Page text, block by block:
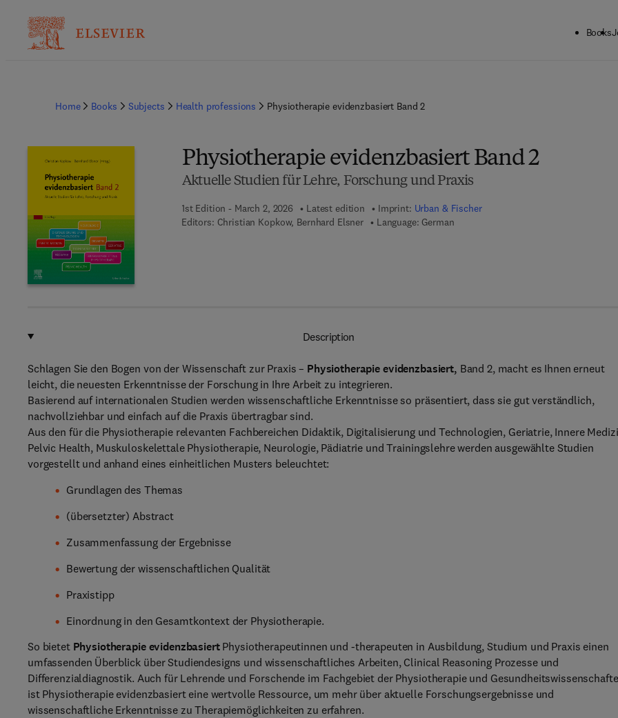
Books
Home Books Subjects Health professions Physiotherapie evidenzbasiert Band 2
Physiotherapie evidenzbasiert Band 2
Aktuelle Studien für Lehre, Forschung und Praxis
1st Edition - March 2, 2026 Latest edition Imprint: Urban & Fischer
Editors: Christian Kopkow, Bernhard Elsner Language: German
Description
Schlagen Sie den Bogen von der Wissenschaft zur Praxis – Physiotherapie evidenzbasiert, Band 2, macht es Ihnen erneut
leicht, die neuesten Erkenntnisse der Forschung in Ihre Arbeit zu integrieren.
Basierend auf internationalen Studien werden wissenschaftliche Erkenntnisse so präsentiert, dass sie gut verständlich,
nachvollziehbar und einfach auf die Praxis übertragbar sind.
Aus den für die Physiotherapie relevanten Fachbereichen Didaktik, Digitalisierung und Technologien, Geriatrie, Innere
Pelvic Health, Muskuloskelettale Physiotherapie, Neurologie, Pädiatrie und Trainingslehre werden ausgewählte Studien
vorgestellt und anhand eines einheitlichen Musters beleuchtet:
Grundlagen des Themas
(übersetzter) Abstract
Zusammenfassung der Ergebnisse
Bewertung der wissenschaftlichen Qualität
Praxistipp
Einordnung in den Gesamtkontext der Physiotherapie.
So bietet Physiotherapie evidenzbasiertPhysiotherapeutinnen und -therapeuten in Ausbildung, Studium und Praxis einen
umfassenden Überblick über Studiendesigns und wissenschaftliches Arbeiten, Clinical Reasoning Prozesse und
Differenzialdiagnostik. Auch für Lehrende und Forschende im Fachgebiet der Physiotherapie und
ist Physiotherapie evidenzbasiert eine wertvolle Ressource, um mehr über aktuelle Forschungsergebnisse und
wissenschaftliche Erkenntnisse zu Therapiemöglichkeiten zu erfahren.